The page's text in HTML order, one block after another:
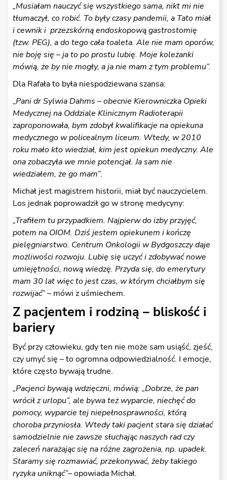
„Musiałam nauczyć się wszystkiego sama, nikt mi nie
tłumaczył, co robić. To były czasy pandemii, a Tato miał
i cewnik i przezskórną endoskopową gastrostomię
(tzw. PEG), a do tego cała toaleta. Ale nie mam oporów,
nie boję się – ja to po prostu lubię. Moje koleżanki
mówią, że by nie mogły, a ja nie mam z tym problemu”.
Dla Rafała to była niespodziewana szansa:
„Pani dr Sylwia Dahms – obecnie Kierowniczka Opieki
Medycznej na Oddziale Klinicznym Radioterapii
zaproponowała, bym zdobył kwalifikacje na opiekuna
medycznego w policealnym liceum. Wtedy, w 2010
roku mało kto wiedział, kim jest opiekun medyczny. Ale
ona zobaczyła we mnie potencjał. Ja sam nie
wiedziałem, że go mam”.
Michał jest magistrem historii, miał być nauczycielem.
Los jednak poprowadził go w stronę medycyny:
„Trafiłem tu przypadkiem. Najpierw do izby przyjęć,
potem na OIOM. Dziś jestem opiekunem i kończę
pielęgniarstwo. Centrum Onkologii w Bydgoszczy daje
możliwości rozwoju. Lubię się uczyć i zdobywać nowe
umiejętności, nową wiedzę. Przyda się, do emerytury
mam 30 lat więc to jest czas, w którym chciałbym się
rozwijać” – mówi z uśmiechem.
Z pacjentem i rodziną – bliskość i
bariery
Być przy człowieku, gdy ten nie może sam usiąść, zjeść,
czy umyć się – to ogromna odpowiedzialność. I emocje,
które często bywają trudne.
„Pacjenci bywają wdzięczni, mówią: „Dobrze, że pan
wrócił z urlopu”, ale bywa też wyparcie, niechęć do
pomocy, wyparcie tej niepełnosprawności, którą
choroba przyniosła. Wtedy taki pacjent stara się działać
samodzielnie nie zawsze słuchając naszych rad czy
zaleceń narażając się na różne zagrożenia, np. upadek.
Staramy się rozmawiać, przekonywać, żeby takiego
ryzyka uniknąć”– opowiada Michał.